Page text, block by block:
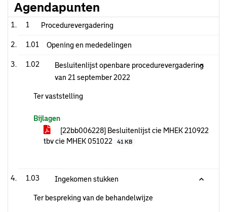
Agendapunten
1 Procedurevergadering
1.01 Opening en mededelingen
1.02
Besluitenlijst openbare procedurevergadering
van 21 september 2022
Ter vaststelling
Bijlagen
[22bb006228] Besluitenlijst cie MHEK 210922
tbv cie MHEK 051022
41 KB
1.03 Ingekomen stukken
Ter bespreking van de behandelwijze